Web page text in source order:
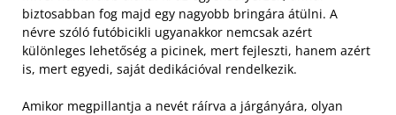
biztosabban fog majd egy nagyobb bringára átülni. A
névre szóló futóbicikli ugyanakkor nemcsak azért
különleges lehetőség a picinek, mert fejleszti, hanem azért
is, mert egyedi, saját dedikációval rendelkezik.
Amikor megpillantja a nevét ráírva a járgányára, olyan